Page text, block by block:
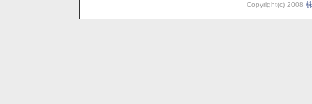
Copyright(c) 2008